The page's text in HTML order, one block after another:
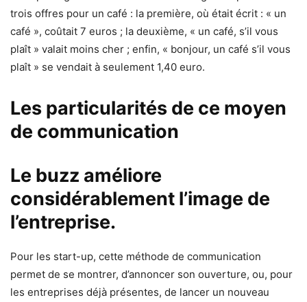
trois offres pour un café : la première, où était écrit : « un
café », coûtait 7 euros ; la deuxième, « un café, s’il vous
plaît » valait moins cher ; enfin, « bonjour, un café s’il vous
plaît » se vendait à seulement 1,40 euro.
Les particularités de ce moyen
de communication
Le buzz améliore
considérablement l’image de
l’entreprise.
Pour les start-up, cette méthode de communication
permet de se montrer, d’annoncer son ouverture, ou, pour
les entreprises déjà présentes, de lancer un nouveau